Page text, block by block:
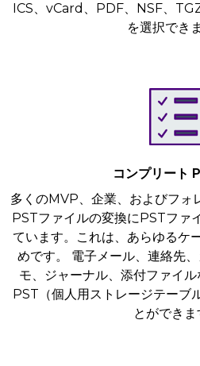
ICS、vCard、PDF、NSF、
を選択でき
コンプリート
多くのMVP、企業、およびフォ
PSTファイルの変換にPSTファ
ています。これは、あらゆるケ
めです。 電子メール、連絡先
モ、ジャーナル、添付ファイ
PST（個人用ストレージテーブ
とができま